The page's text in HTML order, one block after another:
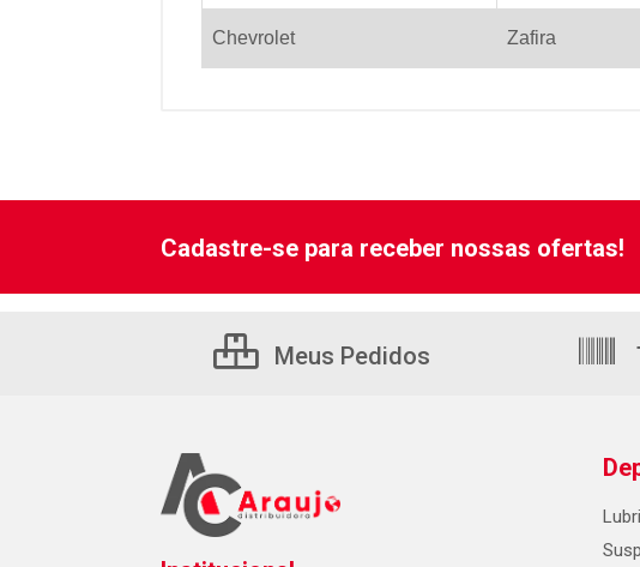
Chevrolet Zafira
Cadastre-se para receber nossas ofertas!
Meus Pedidos